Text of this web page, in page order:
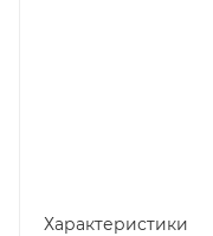
Характеристики